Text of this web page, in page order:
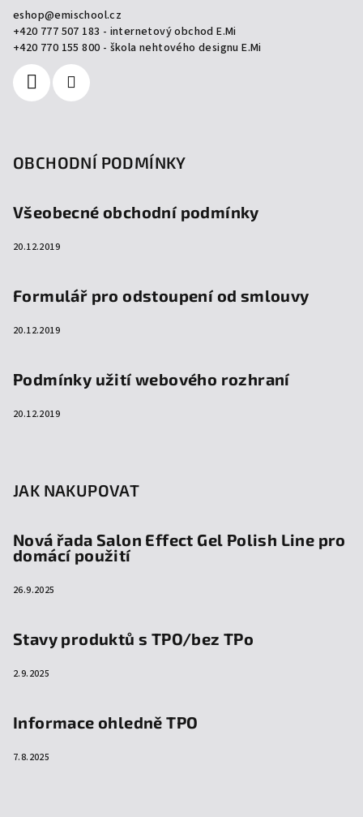
eshop@emischool.cz
+420 777 507 183 - internetový obchod E.Mi
+420 770 155 800 - škola nehtového designu E.Mi
OBCHODNÍ PODMÍNKY
Všeobecné obchodní podmínky
20.12.2019
Formulář pro odstoupení od smlouvy
20.12.2019
Podmínky užití webového rozhraní
20.12.2019
JAK NAKUPOVAT
Nová řada Salon Effect Gel Polish Line pro
domácí použití
26.9.2025
Stavy produktů s TPO/bez TPo
2.9.2025
Informace ohledně TPO
7.8.2025